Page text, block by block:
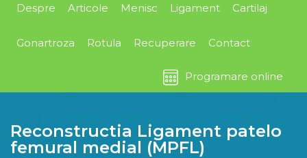
Despre Articole Menisc Ligament Cartilaj
Gonartroza Rotula Recuperare Contact
Programare online
Reconstructia Ligament patelo
femural medial (MPFL)